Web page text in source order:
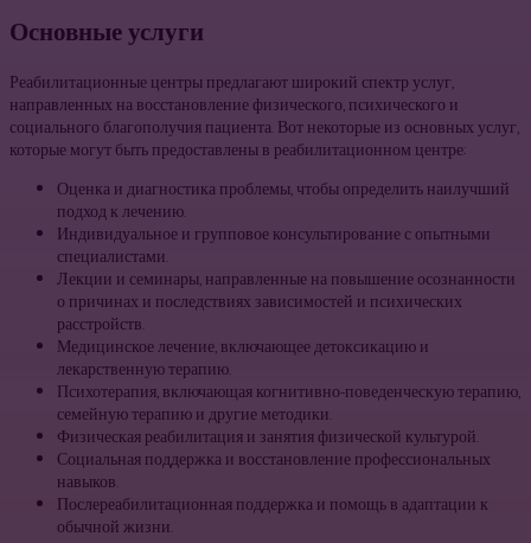
Основные услуги
Реабилитационные центры предлагают широкий спектр услуг,
направленных на восстановление физического, психического и
социального благополучия пациента. Вот некоторые из основных услуг,
которые могут быть предоставлены в реабилитационном центре:
Оценка и диагностика проблемы, чтобы определить наилучший
подход к лечению.
Индивидуальное и групповое консультирование с опытными
специалистами.
Лекции и семинары, направленные на повышение осознанности
о причинах и последствиях зависимостей и психических
расстройств.
Медицинское лечение, включающее детоксикацию и
лекарственную терапию.
Психотерапия, включающая когнитивно-поведенческую терапию,
семейную терапию и другие методики.
Физическая реабилитация и занятия физической культурой.
Социальная поддержка и восстановление профессиональных
навыков.
Послереабилитационная поддержка и помощь в адаптации к
обычной жизни.